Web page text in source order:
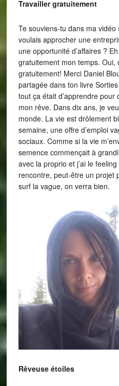
Travailler gratuitement
Te souviens-tu dans ma
voulais approcher une
une opportunité d’affaires ?
gratuitement mon temps. Oui,
gratuitement! Merci Daniel
partagée dans ton livre
tout ça était d’apprendre
mon rêve. Dans dix ans, je
monde. La vie est drôlement
semaine, une offre d’emploi
sociaux. Comme si la vie
semence commençait à
avec la proprio et j’ai le
rencontre, peut-être un projet
surf la vague, on verra bien.
Rêveuse étoiles